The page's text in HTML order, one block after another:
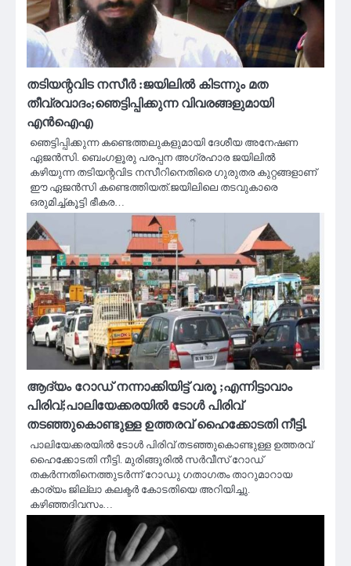
തടിയന്റവിട നസീർ :ജയിലിൽ കിടന്നും മത
തീവ്രവാദം;ഞെട്ടിപ്പിക്കുന്ന വിവരങ്ങളുമായി
എൻഐഎ
ഞെട്ടിപ്പിക്കുന്ന കണ്ടെത്തലുകളുമായി ദേശീയ അനേഷണ
ഏജൻസി. ബെംഗളൂരു പരപ്പന അഗ്രഹാര ജയിലില്‍
കഴിയുന്ന തടിയന്റവിട നസീറിനെതിരെ ഗുരുതര കുറ്റങ്ങളാണ്
ഈ ഏജൻസി കണ്ടെത്തിയത്.ജയിലിലെ തടവുകാരെ
ഒരുമിച്ച്കൂട്ടി ഭീകര…
ആദ്യം റോഡ് നന്നാക്കിയിട്ട് വരൂ ;എന്നിട്ടാവാം
പിരിവ്;പാലിയേക്കരയിൽ ടോൾ പിരിവ്
തടഞ്ഞുകൊണ്ടുള്ള ഉത്തരവ് ഹൈക്കോടതി നീട്ടി.
പാലിയേക്കരയിൽ ടോൾ പിരിവ് തടഞ്ഞുകൊണ്ടുള്ള ഉത്തരവ്
ഹൈക്കോടതി നീട്ടി. മുരിങ്ങൂരിൽ സർവീസ് റോഡ്
തകർന്നതിനെത്തുടർന്ന് റോഡു ഗതാഗതം താറുമാറായ
കാര്യം ജില്ലാ കലക്ടർ കോടതിയെ അറിയിച്ചു.
കഴിഞ്ഞദിവസം…